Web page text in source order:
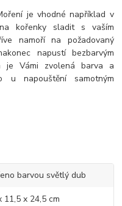
je vhodné například v
kořenky sladit s vaším
namoří na požadovaný
napustí bezbarvým
je Vámi zvolená barva a
u napouštění samotným
barvou světlý dub
11,5 x 24,5 cm